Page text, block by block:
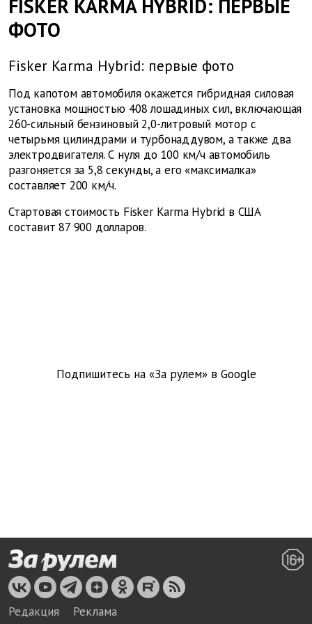
FISKER KARMA HYBRID: ПЕРВЫЕ
ФОТО
Fisker Karma Hybrid: первые фото
Под капотом автомобиля окажется гибридная силовая
установка мощностью 408 лошадиных сил, включающая
260-сильный бензиновый 2,0-литровый мотор с
четырьмя цилиндрами и турбонаддувом, а также два
электродвигателя. С нуля до 100 км/ч автомобиль
разгоняется за 5,8 секунды, а его «максималка»
составляет 200 км/ч.
Стартовая стоимость Fisker Karma Hybrid в США
составит 87 900 долларов.
Подпишитесь на «За рулем» в Google
Редакция Реклама